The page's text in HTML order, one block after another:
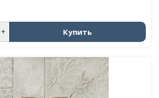
+ Купить